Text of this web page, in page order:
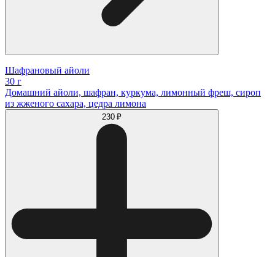
Шафрановый айоли
30 г
Домашний айоли, шафран, куркума, лимонный фреш, сироп
из жженого сахара, цедра лимона
230 ₽